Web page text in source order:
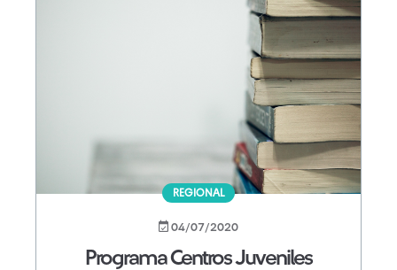
REGIONAL
04/07/2020
Programa Centros Juveniles